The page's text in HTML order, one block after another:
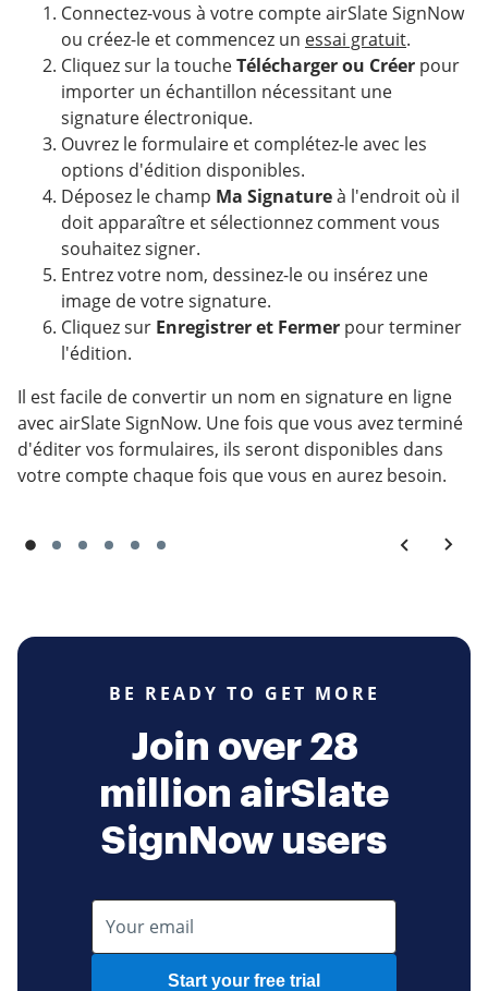
Connectez-vous à votre compte airSlate SignNow
ou créez-le et commencez un essai gratuit.
Cliquez sur la toucheTélécharger ou Créer pour
importer un échantillon nécessitant une
signature électronique.
Ouvrez le formulaire et complétez-le avec les
options d'édition disponibles.
Déposez le champ Ma Signatureà l'endroit où il
doit apparaître et sélectionnez comment vous
souhaitez signer.
Entrez votre nom, dessinez-le ou insérez une
image de votre signature.
Cliquez sur Enregistrer et Fermer pour terminer
l'édition.
Il est facile de convertir un nom en signature en ligne
avec airSlate SignNow. Une fois que vous avez terminé
d'éditer vos formulaires, ils seront disponibles dans
votre compte chaque fois que vous en aurez besoin.
BE READY TO GET MORE
Join over 28
million airSlate
SignNow users
Start your free trial